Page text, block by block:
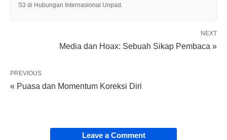
S3 di Hubungan Internasional Unpad.
NEXT
Media dan Hoax: Sebuah Sikap Pembaca »
PREVIOUS
« Puasa dan Momentum Koreksi Diri
Leave a Comment